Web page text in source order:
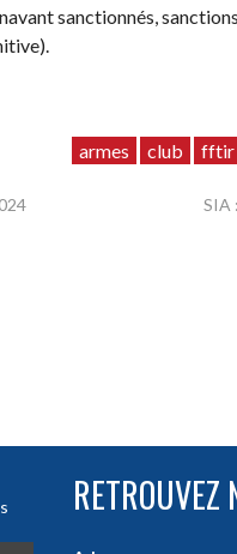
sanctionnés,
armes club fftir
SIA
RETROUVEZ